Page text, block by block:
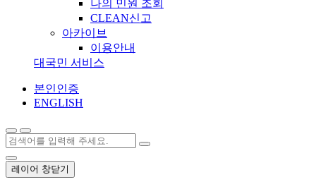
나의 민원 조회
CLEAN신고
아카이브
이용안내
대국민 서비스
본인인증
ENGLISH
레이어 창닫기